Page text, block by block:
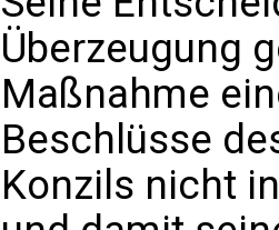
Überzeugung
Maßnahme
Beschlüsse
Konzils nicht